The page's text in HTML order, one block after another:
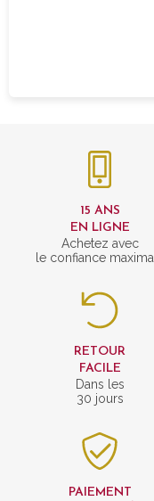
15 ANS
EN LIGNE
Achetez avec
le confiance
RETOUR
FACILE
Dans les
30 jours
PAIEMENT